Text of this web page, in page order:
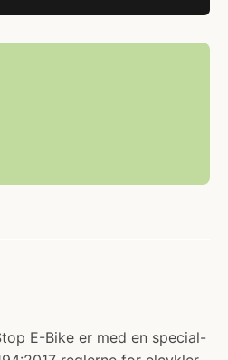
E-Bike er med en special-